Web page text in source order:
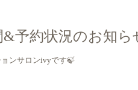
予約状況のお知ら
ンサロンivyです🍃